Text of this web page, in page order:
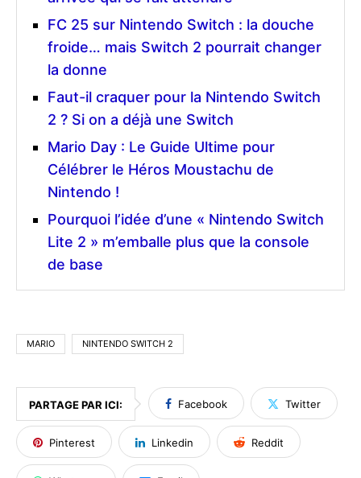
FC 25 sur Nintendo Switch : la douche
froide… mais Switch 2 pourrait changer
la donne
Faut-il craquer pour la Nintendo Switch
2 ? Si on a déjà une Switch
Mario Day : Le Guide Ultime pour
Célébrer le Héros Moustachu de
Nintendo !
Pourquoi l’idée d’une « Nintendo Switch
Lite 2 » m’emballe plus que la console
de base
MARIO NINTENDO SWITCH 2
PARTAGE PAR ICI: Facebook Twitter
Pinterest Linkedin Reddit